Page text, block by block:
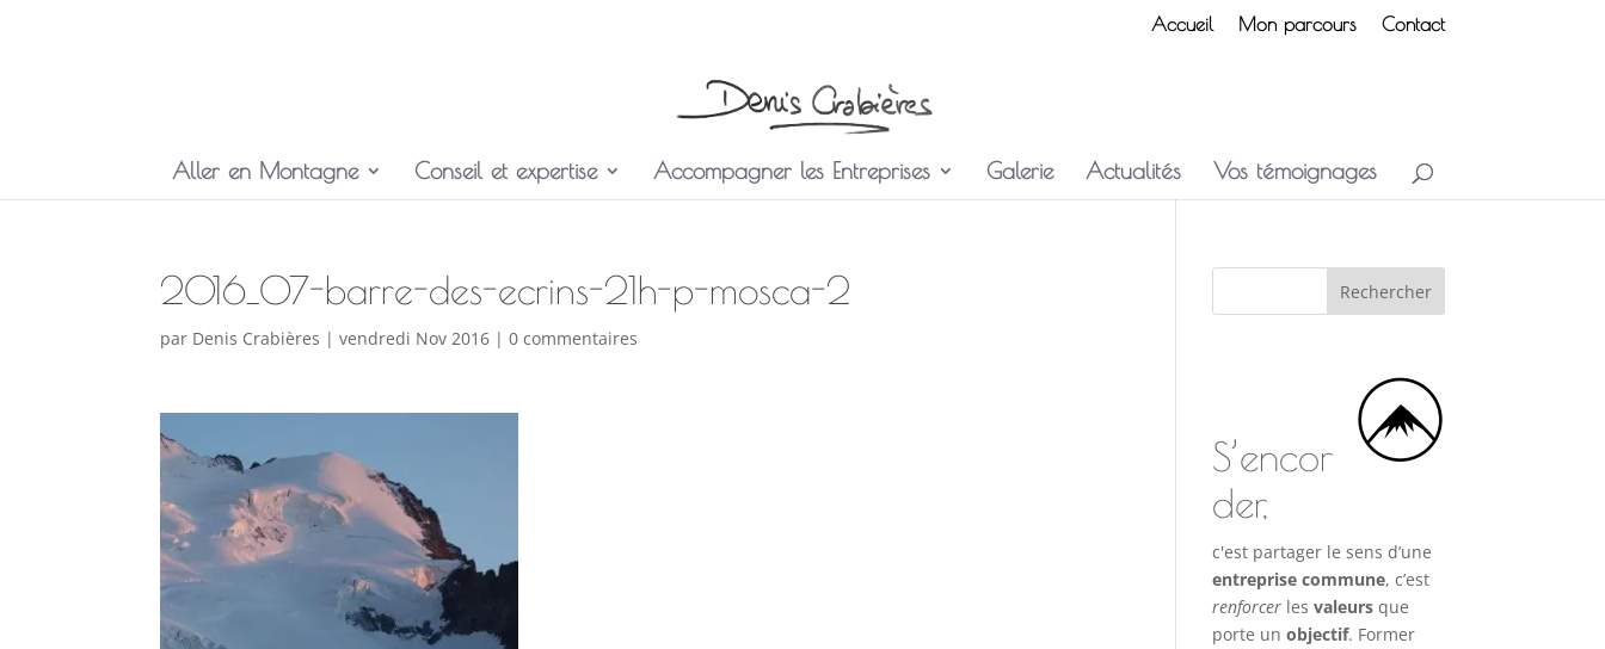
Accueil Mon parcours Contact
Aller en Montagne Conseil et expertise Accompagner les Entreprises Galerie Actualités Vos témoignages
2016_07-barre-des-ecrins-21h-p-mosca-2
par Denis Crabières |vendredi Nov 2016 |0 commentaires
S’encor
der,
c'est partager le sens d’une
entreprise commune, c’est
renforcer lesvaleurs que
porte unobjectif. Former